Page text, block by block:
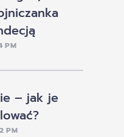
PM
– jak je
PM